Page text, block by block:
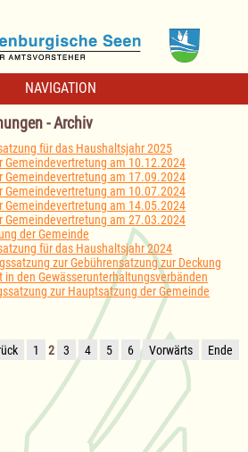
NAVIGATION
- Archiv
für das Haushaltsjahr 2025
Gemeindevertretung am 10.12.2024
Gemeindevertretung am 17.09.2024
Gemeindevertretung am 10.07.2024
Gemeindevertretung am 14.05.2024
Gemeindevertretung am 27.03.2024
der Gemeinde
für das Haushaltsjahr 2024
zur Gebührensatzung zur Deckung
den Gewässerunterhaltungsverbänden
zur Hauptsatzung der Gemeinde
1 2 3 4 5 6 Vorwärts Ende